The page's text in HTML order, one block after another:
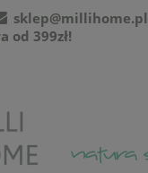
sklep@millihome.pl
od 399zł!